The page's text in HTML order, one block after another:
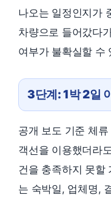
나오는 일정인지가
차량으로 들어갔다
여부가 불확실할 수
3단계: 1박 2일
공개 보도 기준 체
객선을 이용했더라
건을 충족하지 못할
는 숙박일, 업체명,